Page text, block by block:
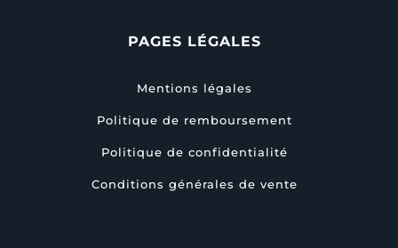
PAGES LÉGALES
Mentions légales
Politique de remboursement
Politique de confidentialité
Conditions générales de vente